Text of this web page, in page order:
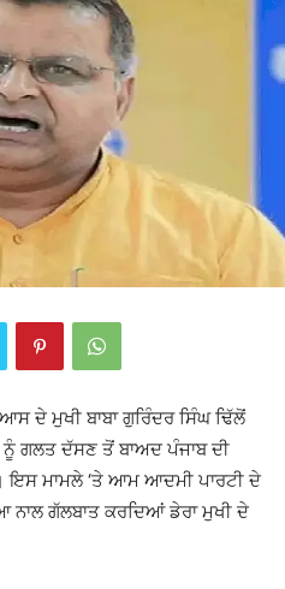
ਦੇ ਮੁਖੀ ਬਾਬਾ ਗੁਰਿੰਦਰ ਸਿੰਘ ਢਿੱਲੋਂ
ਗਲਤ ਦੱਸਣ ਤੋਂ ਬਾਅਦ ਪੰਜਾਬ ਦੀ
ਮਾਮਲੇ ‘ਤੇ ਆਮ ਆਦਮੀ ਪਾਰਟੀ ਦੇ
ਗੱਲਬਾਤ ਕਰਦਿਆਂ ਡੇਰਾ ਮੁਖੀ ਦੇ